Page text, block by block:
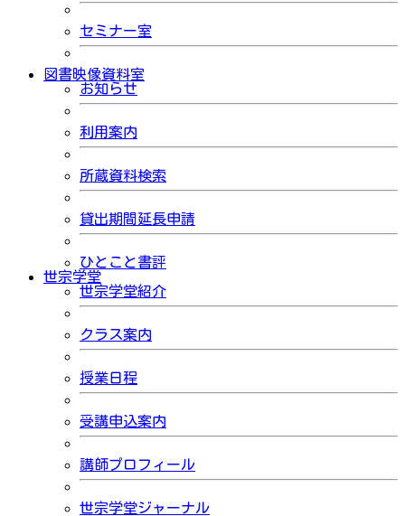
セミナー室
図書映像資料室
お知らせ
利用案内
所蔵資料検索
貸出期間延長申請
ひとこと書評
世宗学堂
世宗学堂紹介
クラス案内
授業日程
受講申込案内
講師プロフィール
世宗学堂ジャーナル